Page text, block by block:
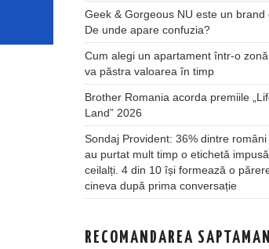
Geek & Gorgeous NU este un brand
De unde apare confuzia?
Cum alegi un apartament într-o
va păstra valoarea în timp
Brother Romania acorda premiile
Land” 2026
Sondaj Provident: 36% dintre români
au purtat mult timp o etichetă
ceilalți. 4 din 10 își formează o
cineva după prima conversație
RECOMANDAREA